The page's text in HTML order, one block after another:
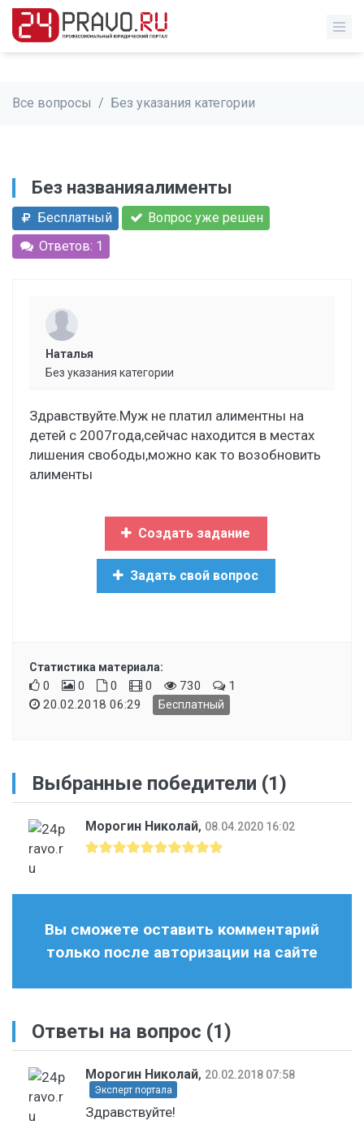
Все вопросы / Без указания категории
Без названияалименты
Бесплатный
Вопрос уже решен
Ответов: 1
Наталья
Без указания категории
Здравствуйте.Муж не платил алиментны на
детей с 2007года,сейчас находится в местах
лишения свободы,можно как то возобновить
алименты
Создать задание
Задать свой вопрос
Статистика материала:
0 0 0 0 730
1
20.02.2018 06:29
Бесплатный
Выбранные победители (1)
Морогин Николай, 08.04.2020 16:02
Вы сможете оставить комментарий
только после авторизации на сайте
Ответы на вопрос (1)
Морогин Николай, 20.02.2018 07:58
Эксперт портала
Здравствуйте!